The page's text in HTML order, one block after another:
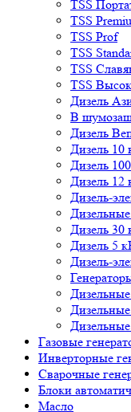
TSS
TSS
TSS Prof
TSS
TSS
TSS
Дизель
В
Дизель
Дизель 10
Дизель
Дизель 12
Дизель-
Дизель 30
Дизель 5
Дизель-
Газовые
Инверторные
Сварочные
Блоки
Масло